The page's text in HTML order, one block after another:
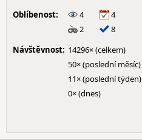
Oblíbenost:
4
4
2
8
Návštěvnost: 14296× (celkem)
50× (poslední měsíc)
11× (poslední týden)
0× (dnes)